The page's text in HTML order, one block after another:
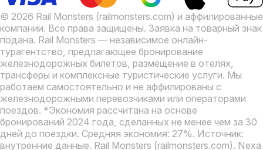
© 2026 Rail Monsters (railmonsters.com) и аффилированные
компании. Все права защищены. Заявка на товарный знак
подана. Rail Monsters — независимое онлайн-
турагентство, предлагающее бронирование
железнодорожных билетов, размещение в отелях,
трансферы и комплексные туристические услуги. Мы
работаем самостоятельно и не аффилированы с
железнодорожными перевозчиками или операторами
поездов. *Экономия рассчитана на основе
бронирований 2024 года, сделанных не менее чем за 30
дней до поездки. Средняя экономия: 27%. Источник:
внутренние данные. Rail Monsters (railmonsters.com). Nexa